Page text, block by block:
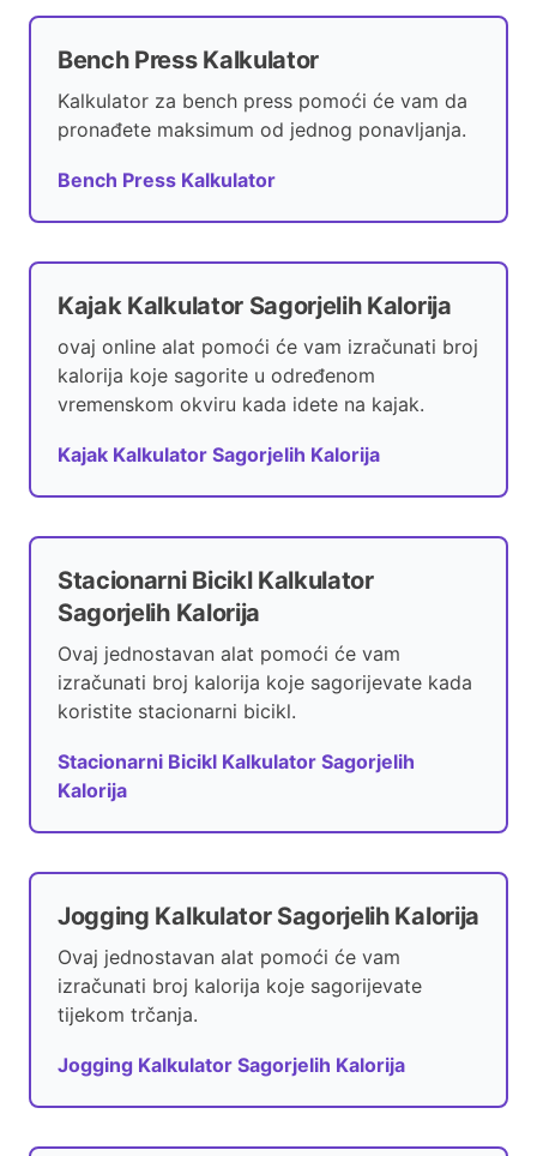
Bench Press Kalkulator
Kalkulator za bench press pomoći će vam da
pronađete maksimum od jednog ponavljanja.
Bench Press Kalkulator
Kajak Kalkulator Sagorjelih Kalorija
ovaj online alat pomoći će vam izračunati broj
kalorija koje sagorite u određenom
vremenskom okviru kada idete na kajak.
Kajak Kalkulator Sagorjelih Kalorija
Stacionarni Bicikl Kalkulator
Sagorjelih Kalorija
Ovaj jednostavan alat pomoći će vam
izračunati broj kalorija koje sagorijevate kada
koristite stacionarni bicikl.
Stacionarni Bicikl Kalkulator Sagorjelih
Kalorija
Jogging Kalkulator Sagorjelih Kalorija
Ovaj jednostavan alat pomoći će vam
izračunati broj kalorija koje sagorijevate
tijekom trčanja.
Jogging Kalkulator Sagorjelih Kalorija